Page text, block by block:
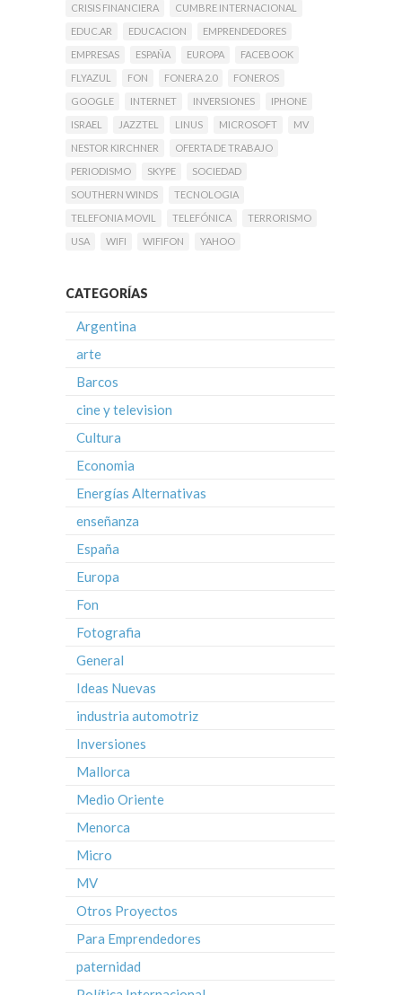
CRISIS FINANCIERA
CUMBRE INTERNACIONAL
EDUC.AR
EDUCACION
EMPRENDEDORES
EMPRESAS
ESPAÑA EUROPA
FACEBOOK
FLYAZUL
FON FONERA 2.0
FONEROS
GOOGLE
INTERNET INVERSIONES
IPHONE
ISRAEL
JAZZTEL LINUS MICROSOFT
MV
NESTOR KIRCHNER
OFERTA DE TRABAJO
PERIODISMO
SKYPE
SOCIEDAD
SOUTHERN WINDS
TECNOLOGIA
TELEFONIA MOVIL
TELEFÓNICA
TERRORISMO
USA
WIFI WIFIFON YAHOO
CATEGORÍAS
Argentina
arte
Barcos
cine y television
Cultura
Economia
Energías Alternativas
enseñanza
España
Europa
Fon
Fotografia
General
Ideas Nuevas
industria automotriz
Inversiones
Mallorca
Medio Oriente
Menorca
Micro
MV
Otros Proyectos
Para Emprendedores
paternidad